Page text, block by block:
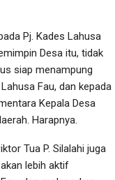
Pj. Kades Lahusa
Desa itu, tidak
siap menampung
Fau, dan kepada
Kepala Desa
Harapnya.
Tua P. Silalahi juga
lebih aktif